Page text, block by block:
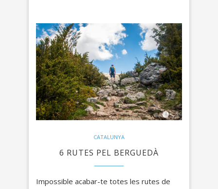
CATALUNYA
6 RUTES PEL BERGUEDÀ
Impossible acabar-te totes les rutes de